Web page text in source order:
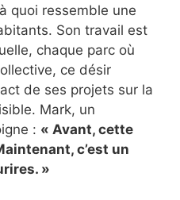
quoi ressemble une
Son travail est
chaque parc où
ce désir
de ses projets sur la
Mark, un
: « Avant, cette
c’est un
»